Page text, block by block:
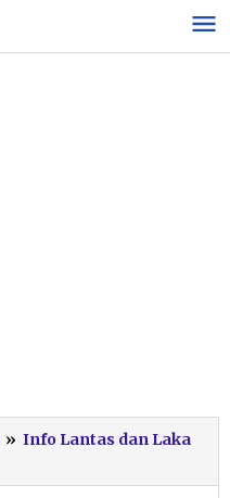
» Info Lantas dan Laka